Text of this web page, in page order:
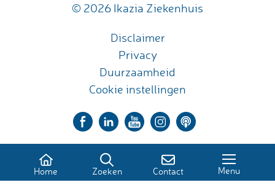
© 2026 Ikazia Ziekenhuis
Disclaimer
Privacy
Duurzaamheid
Cookie instellingen
Home Zoeken Contact Menu